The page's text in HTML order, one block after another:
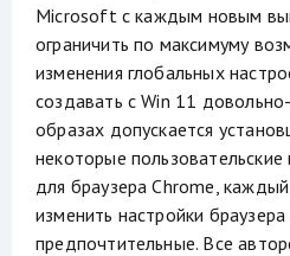
Microsoft с каждым новым
ограничить по максимуму
изменения глобальных
создавать с Win 11
образах допускается
некоторые
для браузера Chrome,
изменить настройки
предпочтительные. Все